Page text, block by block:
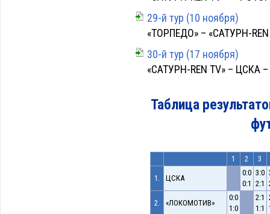
29-й тур (10 ноября)
«ТОРПЕДО» – «САТУРН-REN
30-й тур (17 ноября)
«САТУРН-REN TV» – ЦСКА
Таблица
1 2 3
1. ЦСКА
0:0
0:1
3:0
2:1
2. «ЛОКОМОТИВ»
0:0
1:0
2:1
1:1